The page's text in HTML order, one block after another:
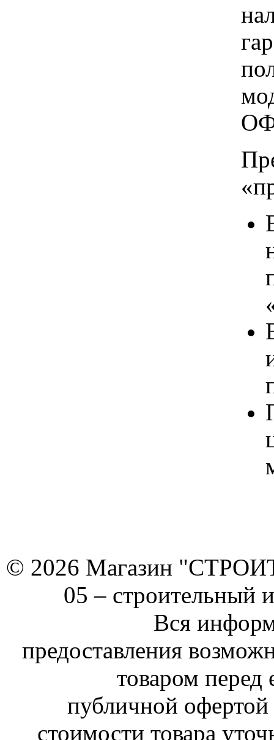
© 2026 Магазин
05 – строительный
Вся
предоставления
товаром перед
публичной
стоимости товара